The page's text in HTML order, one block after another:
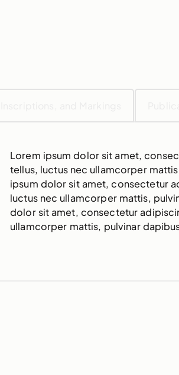
Lorem ipsum dolor sit amet,
tellus, luctus nec ullamcorper
ipsum dolor sit amet, consectetur
luctus nec ullamcorper mattis,
dolor sit amet, consectetur
ullamcorper mattis, pulvinar